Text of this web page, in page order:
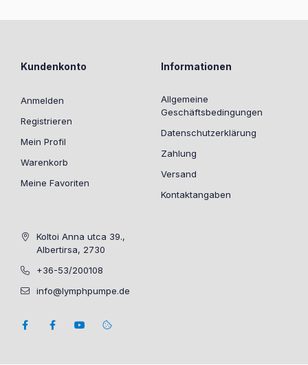
Kundenkonto
Anmelden
Registrieren
Mein Profil
Warenkorb
Meine Favoriten
Informationen
Allgemeine
Geschäftsbedingungen
Datenschutzerklärung
Zahlung
Versand
Kontaktangaben
Koltoi Anna utca 39.,
Albertirsa, 2730
+36-53/200108
info@lymphpumpe.de